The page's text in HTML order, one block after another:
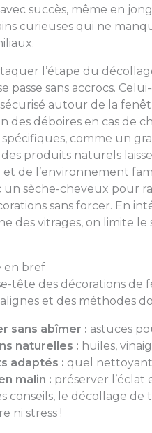
succès, même en
curieuses qui ne
l’étape du
passe sans accrocs.
autour de la
des déboires en cas de
comme un
produits naturels
et de l’environnement
un sèche-cheveux pour
sans forcer. En
des vitrages, on limite le
en bref
tête des décorations de
et des méthodes
sans abîmer : astuces
naturelles : huiles,
adaptés : quel
malin : préserver l’éclat
conseils, le décollage
ni stress !